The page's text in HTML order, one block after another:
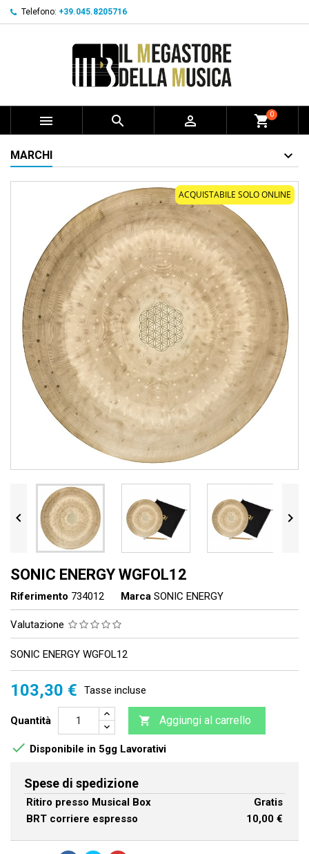
Telefono: +39.045.8205716
   shopping_cart0
MARCHI
ACQUISTABILE SOLO ONLINE
 
SONIC ENERGY WGFOL12
Riferimento 734012 Marca SONIC ENERGY
Valutazione
SONIC ENERGY WGFOL12
103,30 € Tasse incluse
Quantità  Aggiungi al carrello
 Disponibile in 5gg Lavorativi
Spese di spedizione
Ritiro presso Musical Box
Gratis
BRT corriere espresso
10,00 €